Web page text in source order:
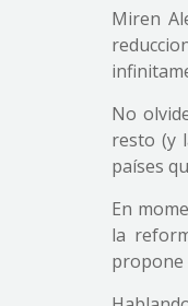
Miren
No
resto (y
países
En
la
propone